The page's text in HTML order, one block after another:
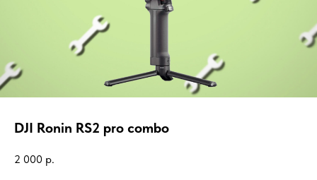
DJI Ronin RS2 pro combo
2 000 р.